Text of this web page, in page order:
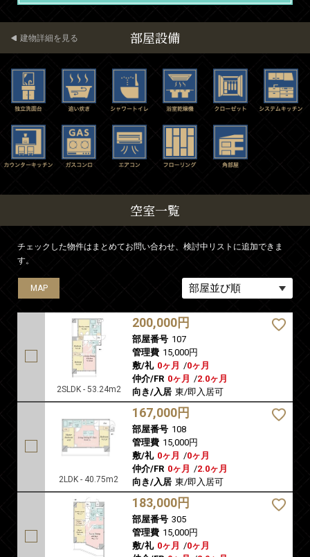
部屋設備
建物詳細を見る
空室一覧
チェックした物件はまとめてお問い合わせ、検討中リストに追加できま
す。
MAP
2SLDK - 53.24m2
200,000円
部屋番号 107
管理費 15,000円
敷/礼 0ヶ月 /0ヶ月
仲介/FR 0ヶ月 /2.0ヶ月
向き/入居 東/即入居可
MAP
2LDK - 40.75m2
167,000円
部屋番号 108
管理費 15,000円
敷/礼 0ヶ月 /0ヶ月
仲介/FR 0ヶ月 /2.0ヶ月
向き/入居 東/即入居可
MAP
183,000円
部屋番号 305
管理費 15,000円
敷/礼 0ヶ月 /0ヶ月
MAP
MAP
MAP
MAP
MAP
MAP
MAP
MAP
MAP
MAP
MAP
MAP